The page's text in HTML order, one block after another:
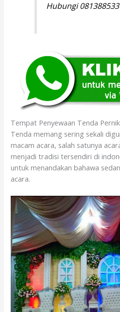
Hubungi
Tempat Penyewaan Tenda
Tenda memang sering sekali
macam acara, salah satunya
menjadi tradisi tersendiri di
untuk menandakan bahawa
acara.